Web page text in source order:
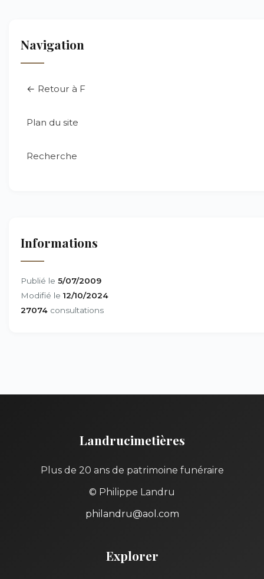
Navigation
← Retour à F
Plan du site
Recherche
Informations
Publié le 5/07/2009
Modifié le 12/10/2024
27074 consultations
Landrucimetières
Plus de 20 ans de patrimoine funéraire
© Philippe Landru
philandru@aol.com
Explorer